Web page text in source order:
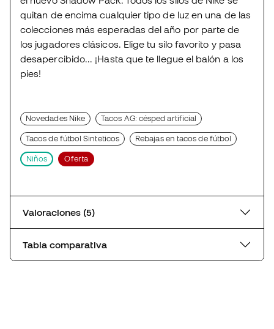
quitan de encima cualquier tipo de luz en una de las
colecciones más esperadas del año por parte de
los jugadores clásicos. Elige tu silo favorito y pasa
desapercibido... ¡Hasta que te llegue el balón a los
pies!
Novedades Nike Tacos AG: césped artificial
Tacos de fútbol Sinteticos Rebajas en tacos de fútbol
Niños Oferta
Valoraciones (5)
Tabla comparativa